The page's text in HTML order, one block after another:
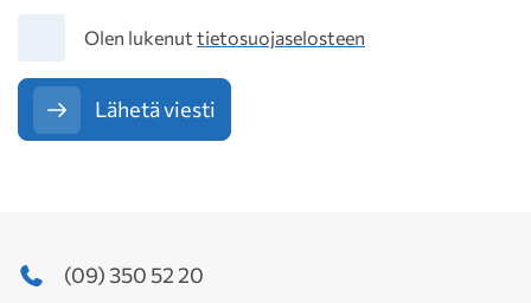
TietosuojaOlen lukenut tietosuojaselosteen
Lähetä viesti
(09) 350 52 20